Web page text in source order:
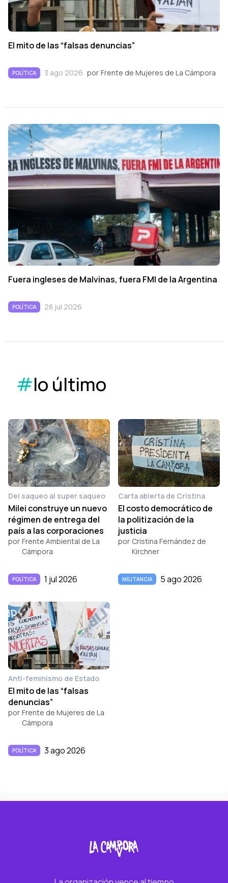
El mito de las “falsas denuncias”
POLÍTICA 3 ago 2026 por Frente de Mujeres de La Cámpora
Fuera ingleses de Malvinas, fuera FMI de la Argentina
POLÍTICA 28 jul 2026
#lo último
Del saqueo al super saqueo
Milei construye un nuevo
régimen de entrega del
país a las corporaciones
por Frente Ambiental de La
Cámpora
POLÍTICA 1 jul 2026
Carta abierta de Cristina
El costo democrático de
la politización de la
justicia
por Cristina Fernández de
Kirchner
MILITANCIA 5 ago 2026
Anti-feminismo de Estado
El mito de las “falsas
denuncias”
por Frente de Mujeres de La
Cámpora
POLÍTICA 3 ago 2026